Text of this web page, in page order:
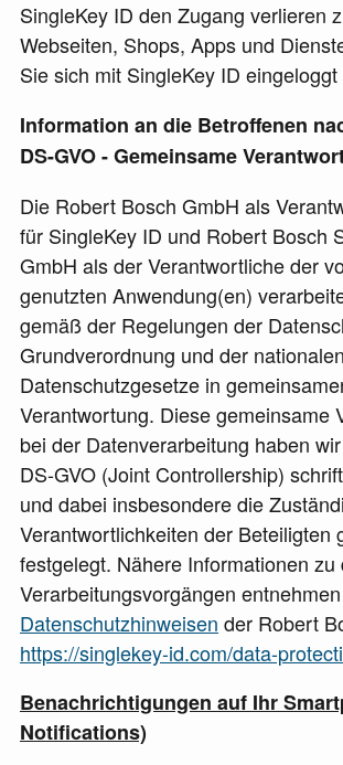
SingleKey ID den Zugang verlieren
Webseiten, Shops, Apps und
Sie sich mit SingleKey ID
Information an die Betroffenen
DS-GVO - Gemeinsame
Die Robert Bosch GmbH als
für SingleKey ID und Robert Bosch
GmbH als der Verantwortliche der
genutzten Anwendung(en)
gemäß der Regelungen der
Grundverordnung und der nationalen
Datenschutzgesetze in
Verantwortung. Diese gemeinsame
bei der Datenverarbeitung haben
DS-GVO (Joint Controllership)
und dabei insbesondere die
Verantwortlichkeiten der Beteiligten
festgelegt. Nähere Informationen zu
Verarbeitungsvorgängen
Datenschutzhinweisen der Robert
https://singlekey-id.com/data-
Benachrichtigungen auf Ihr
Notifications)